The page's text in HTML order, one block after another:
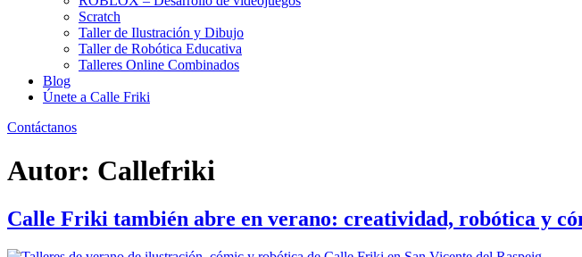
Scratch
Taller de Ilustración y Dibujo
Taller de Robótica Educativa
Talleres Online Combinados
Blog
Únete a Calle Friki
Contáctanos
Autor: Callefriki
Calle Friki también abre en verano: creatividad, robótica y